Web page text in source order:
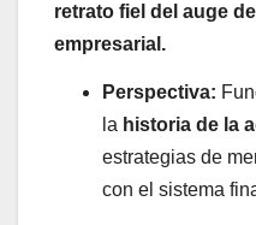
retrato fiel del auge
empresarial.
Perspectiva:
la historia de la
estrategias de
con el sistema